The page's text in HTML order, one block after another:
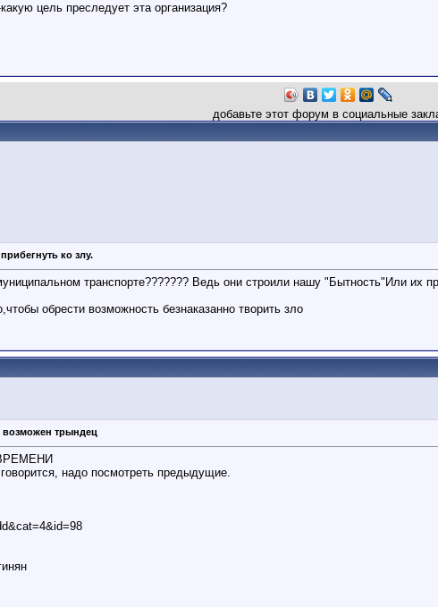
цель преследует эта организация?
добавьте этот форум в социальные
ко злу.
транспорте??????? Ведь они строили нашу "Бытность"Или их
обрести возможность безнаказанно творить зло
возможен трындец
надо посмотреть предыдущие.